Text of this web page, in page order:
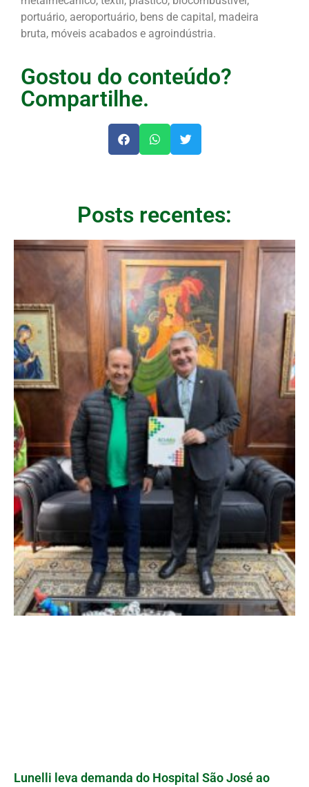
portuário, aeroportuário, bens de capital, madeira
bruta, móveis acabados e agroindústria.
Gostou do conteúdo?
Compartilhe.
Posts recentes:
Lunelli leva demanda do Hospital São José ao